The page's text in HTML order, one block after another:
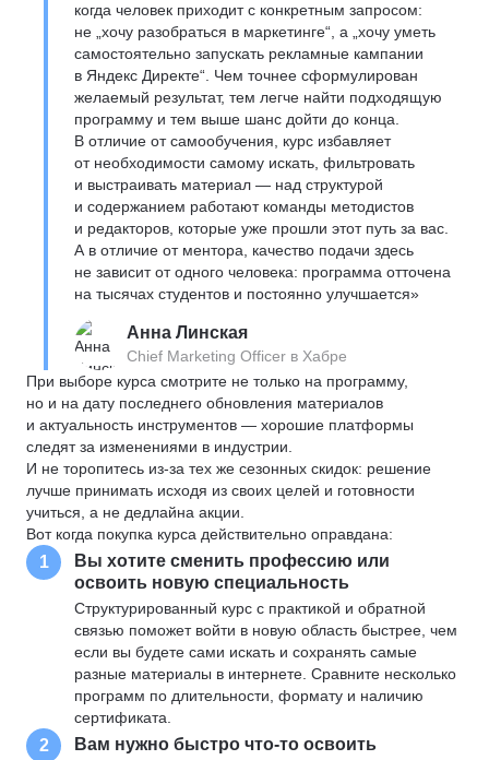
когда человек приходит с конкретным запросом:
не „хочу разобраться в маркетинге“, а „хочу уметь
самостоятельно запускать рекламные кампании
в Яндекс Директе“. Чем точнее сформулирован
желаемый результат, тем легче найти подходящую
программу и тем выше шанс дойти до конца.
В отличие от самообучения, курс избавляет
от необходимости самому искать, фильтровать
и выстраивать материал — над структурой
и содержанием работают команды методистов
и редакторов, которые уже прошли этот путь за вас.
А в отличие от ментора, качество подачи здесь
не зависит от одного человека: программа отточена
на тысячах студентов и постоянно улучшается»
Анна Линская
Chief Marketing Officer в Хабре
При выборе курса смотрите не только на программу,
но и на дату последнего обновления материалов
и актуальность инструментов — хорошие платформы
следят за изменениями в индустрии.
И не торопитесь из-за тех же сезонных скидок: решение
лучше принимать исходя из своих целей и готовности
учиться, а не дедлайна акции.
Вот когда покупка курса действительно оправдана:
1
Вы хотите сменить профессию или
освоить новую специальность
Структурированный курс с практикой и обратной
связью поможет войти в новую область быстрее, чем
если вы будете сами искать и сохранять самые
разные материалы в интернете. Сравните несколько
программ по длительности, формату и наличию
сертификата.
2 Вам нужно быстро что-то освоить